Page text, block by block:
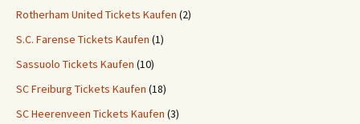
Rotherham United Tickets Kaufen (2)
S.C. Farense Tickets Kaufen (1)
Sassuolo Tickets Kaufen (10)
SC Freiburg Tickets Kaufen (18)
SC Heerenveen Tickets Kaufen (3)